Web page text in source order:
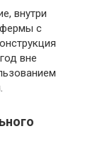
внутри
фермы с
вне